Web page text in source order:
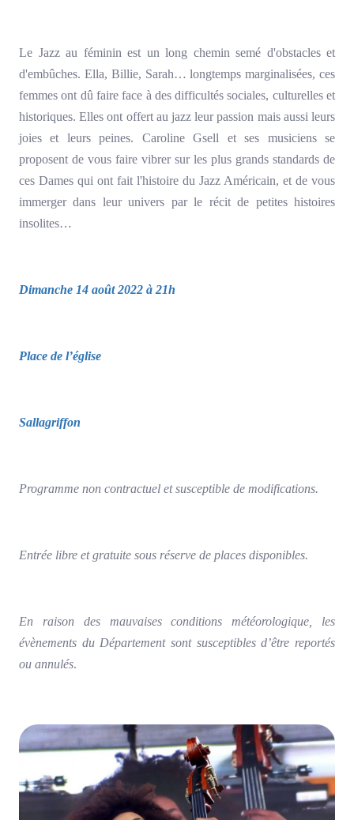
Le Jazz au féminin est un long chemin semé d'obstacles et
d'embûches. Ella, Billie, Sarah… longtemps marginalisées, ces
femmes ont dû faire face à des difficultés sociales, culturelles et
historiques. Elles ont offert au jazz leur passion mais aussi leurs
joies et leurs peines. Caroline Gsell et ses musiciens se
proposent de vous faire vibrer sur les plus grands standards de
ces Dames qui ont fait l'histoire du Jazz Américain, et de vous
immerger dans leur univers par le récit de petites histoires
insolites…
Dimanche 14 août 2022 à 21h
Place de l’église
Sallagriffon
Programme non contractuel et susceptible de modifications.
Entrée libre et gratuite sous réserve de places disponibles.
En raison des mauvaises conditions météorologique, les
évènements du Département sont susceptibles d’être reportés
ou annulés.